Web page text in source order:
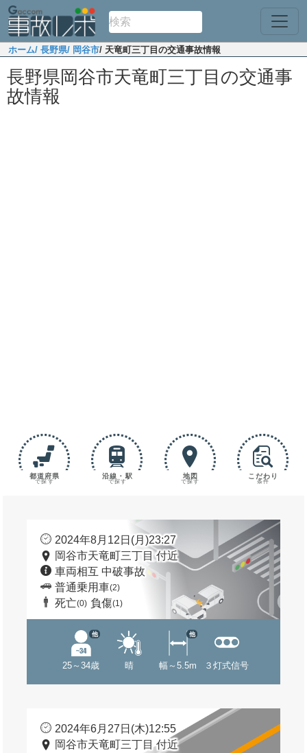
ホーム/ 長野県/ 岡谷市/ 天竜町三丁目の交通事故情報
長野県岡谷市天竜町三丁目の交通事
故情報
都道府県
で探す
沿線・駅
で探す
地図
で探す
こだわり
条件
2024年8月12日(月)23:27
岡谷市天竜町三丁目 付近
車両相互 中破事故
普通乗用車(2)
死亡(0) 負傷(1)
25～34歳
他
晴 幅～5.5m
他
３灯式信号
2024年6月27日(木)12:55
岡谷市天竜町三丁目 付近